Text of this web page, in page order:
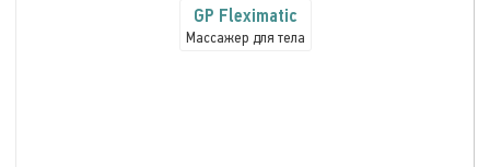
GP Fleximatic
Массажер для тела